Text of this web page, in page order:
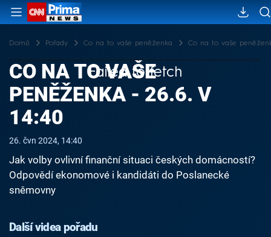
Domů Pořady Co na to vaše peněženka Co na to vaše
Failed to fetch
CO NA TO VAŠE
PENĚŽENKA - 26.6. V
14:40
26. čvn 2024, 14:40
Jak volby ovlivní finanční situaci českých domácností?
Odpovědí ekonomové i kandidáti do Poslanecké
sněmovny
Další videa pořadu